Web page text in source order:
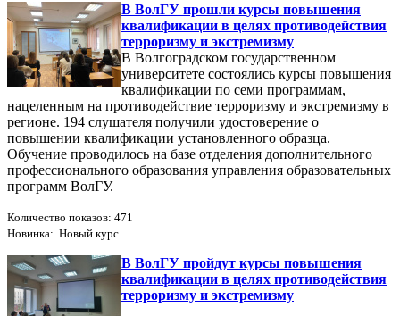
В ВолГУ прошли курсы повышения
квалификации в целях противодействия
терроризму и экстремизму
В Волгоградском государственном
университете состоялись курсы повышения
квалификации по семи программам,
нацеленным на противодействие терроризму и экстремизму в
регионе. 194 слушателя получили удостоверение о
повышении квалификации установленного образца.
Обучение проводилось на базе отделения дополнительного
профессионального образования управления образовательных
программ ВолГУ.
Количество показов: 471
Новинка: Новый курс
В ВолГУ пройдут курсы повышения
квалификации в целях противодействия
терроризму и экстремизму